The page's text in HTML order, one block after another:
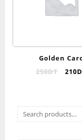
Golden
250DT 210